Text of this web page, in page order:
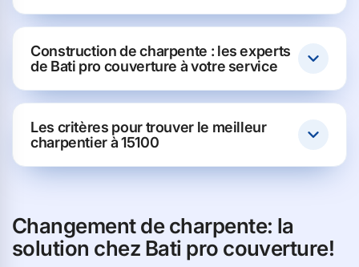
Construction de charpente : les experts
de Bati pro couverture à votre service
Les critères pour trouver le meilleur
charpentier à 15100
Changement de charpente: la
solution chez Bati pro couverture!